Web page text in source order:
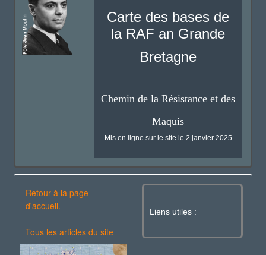
Carte des bases de
la RAF an Grande
Bretagne
Chemin de la Résistance et des
Maquis
Mis en ligne sur le site le 2 janvier 2025
Retour à la page
d'accueil.
Tous les articles du site
Liens utiles :